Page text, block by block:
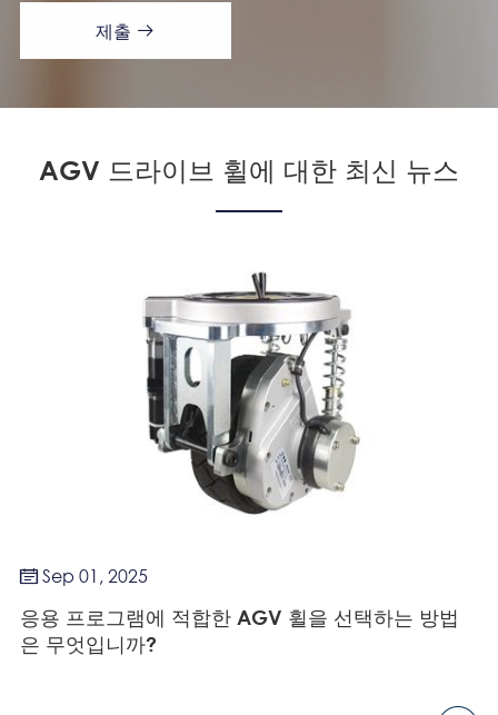
제출 
AGV 드라이브 휠에 대한 최신 뉴스
 Sep 01, 2025
응용 프로그램에 적합한 AGV 휠을 선택하는 방법
은 무엇입니까?